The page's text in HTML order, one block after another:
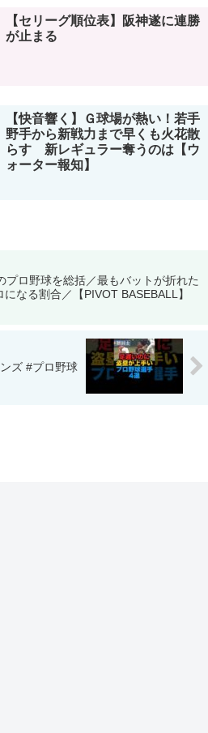
【セリーグ順位表】阪神遂に連勝
が止まる
【快音響く】Ｇ球場が熱い！若手
野手から新戦力まで早くも火花散
らす 新レギュラー奪うのは【ウ
ォーター報知】
プロ野球を総括／最もバットが折れた
なる割合／【PIVOT BASEBALL】
ズ #プロ野球